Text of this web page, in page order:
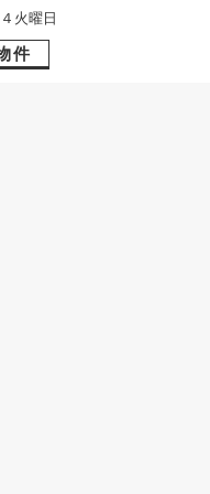
火曜日
件